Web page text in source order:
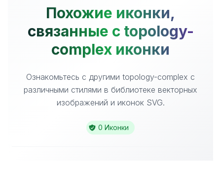
Похожие иконки,
связанные с topology-
complex иконки
Ознакомьтесь с другими topology-complex с
различными стилями в библиотеке векторных
изображений и иконок SVG.
0 Иконки